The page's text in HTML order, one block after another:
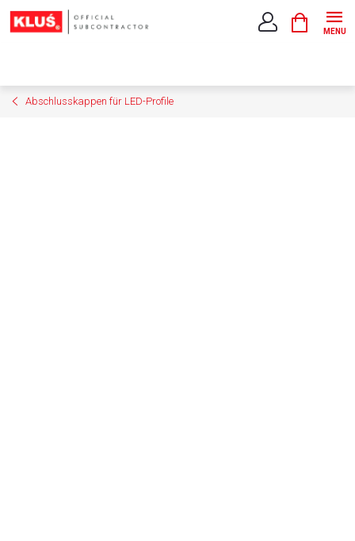
Inhalt
springen
Abschlusskappen für LED-Profile